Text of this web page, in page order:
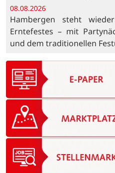
08.08.2026
Hambergen steht
Erntefestes – mit
und dem traditionellen